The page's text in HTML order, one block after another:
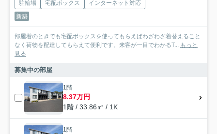
駐輪場 宅配ボックス
インターネット対応
新築
部屋着のときでも宅配ボックスを使ってもらえばわざわざ着替えること
なく荷物を配達してもらえて便利です。来客が一目でわかるT... もっと
見る
募集中の部屋
1階
8.37万円
1階 / 33.86㎡ / 1K
1階